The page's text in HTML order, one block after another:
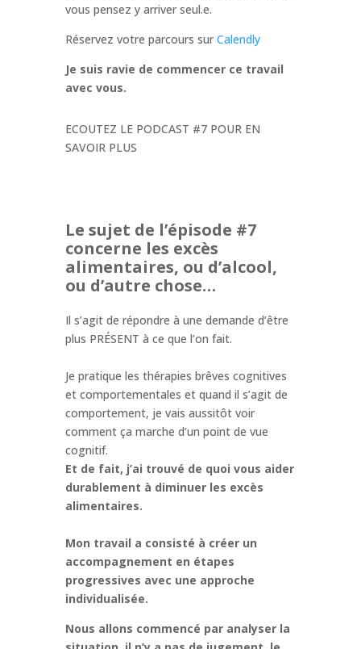
vous pensez y arriver seul.e.
Réservez votre parcours sur Calendly
Je suis ravie de commencer ce travail
avec vous.
ECOUTEZ LE PODCAST #7 POUR EN
SAVOIR PLUS
Le sujet de l’épisode #7
concerne les excès
alimentaires, ou d’alcool,
ou d’autre chose…
Il s’agit de répondre à une demande d’être
plus PRÉSENT à ce que l’on fait.
Je pratique les thérapies brêves cognitives
et comportementales et quand il s’agit de
comportement, je vais aussitôt voir
comment ça marche d’un point de vue
cognitif.
Et de fait, j’ai trouvé de quoi vous aider
durablement à diminuer les excès
alimentaires.
Mon travail a consisté à créer un
accompagnement en étapes
progressives avec une approche
individualisée.
Nous allons commencé par analyser la